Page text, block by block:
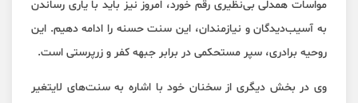
مواسات همدلی بی‌نظیری رقم خورد، امروز نیز باید با یاری رساندن
به آسیب‌دیدگان و نیازمندان، این سنت حسنه را ادامه دهیم. این
روحیه برادری، سپر مستحکمی در برابر جبهه کفر و زرپرستی است.
وی در بخش دیگری از سخنان خود با اشاره به سنت‌های لایتغیر